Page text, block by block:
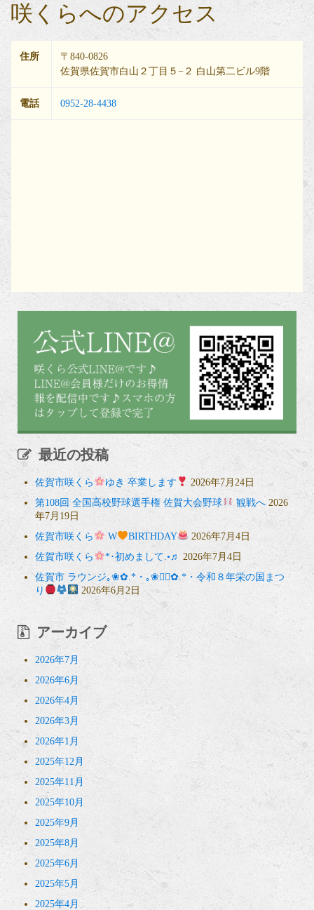
咲くらへのアクセス
住所
〒840-0826
佐賀県佐賀市白山２丁目５−２ 白山第二ビル9階
電話 0952-28-4438
最近の投稿
佐賀市咲くら ゆき 卒業します
2026年7月24日
第108回 全国高校野球選手権 佐賀大会野球
観戦へ 2026
年7月19日
佐賀市咲くら
W BIRTHDAY
2026年7月4日
佐賀市咲くら
*･初めまして.•♬
2026年7月4日
佐賀市 ラウンジ｡❀✿.*・｡❀❁⃘✿.*・令和８年栄の国まつ
り
2026年6月2日
アーカイブ
2026年7月
2026年6月
2026年4月
2026年3月
2026年1月
2025年12月
2025年11月
2025年10月
2025年9月
2025年8月
2025年6月
2025年5月
2025年4月